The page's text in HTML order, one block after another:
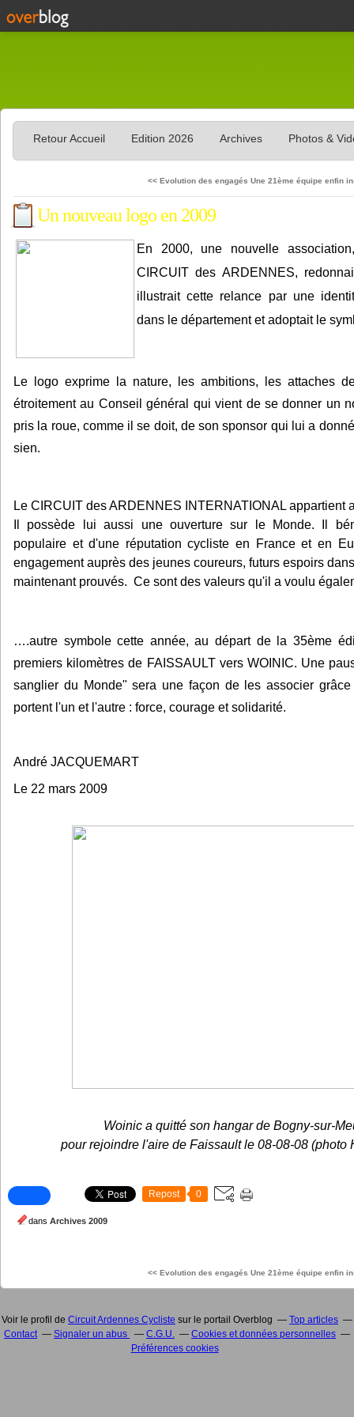
Retour Accueil Edition 2026 Archives Photos &
<< Evolution des engagés Une 21ème équipe enfin
Un nouveau logo en 2009
En 2000, une nouvelle
CIRCUIT des ARDENNES,
illustrait cette relance par une
dans le département et adoptait le
Le logo exprime la nature, les ambitions, les attaches
étroitement au Conseil général qui vient de se donner un
pris la roue, comme il se doit, de son sponsor qui lui a
sien.
Le CIRCUIT des ARDENNES INTERNATIONAL appartient
Il possède lui aussi une ouverture sur le Monde. Il
populaire et d'une réputation cycliste en France et en
engagement auprès des jeunes coureurs, futurs espoirs
maintenant prouvés. Ce sont des valeurs qu'il a voulu
….autre symbole cette année, au départ de la 35ème
premiers kilomètres de FAISSAULT vers WOINIC. Une
sanglier du Monde" sera une façon de les associer
portent l'un et l'autre : force, courage et solidarité.
André JACQUEMART
Le 22 mars 2009
Woinic a quitté son hangar de Bogny-sur-
pour rejoindre l'aire de Faissault le 08-08-08 (photo
Repost 0
dans Archives 2009
<< Evolution des engagés Une 21ème équipe enfin
Voir le profil de Circuit Ardennes Cycliste sur le portail Overblog
Top articles
Contact
Signaler un abus C.G.U.
Cookies et données personnelles
Préférences cookies